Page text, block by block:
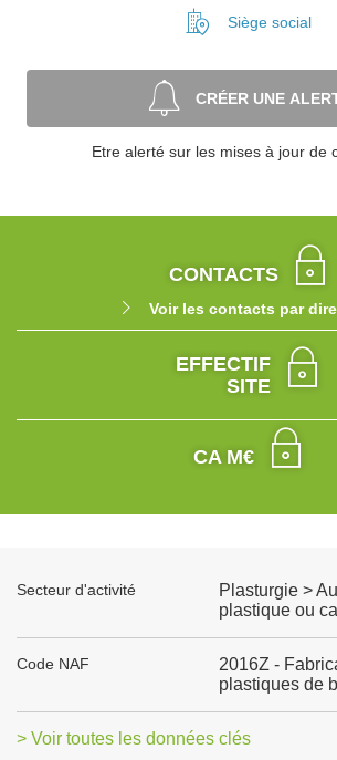
Siège social
CRÉER UNE
Etre alerté sur les mises à jour de
CONTACTS
Voir les contacts par
EFFECTIF
SITE
CA M€
Secteur d'activité
Plasturgie >
plastique ou
Code NAF
2016Z -
plastiques de
> Voir toutes les données clés